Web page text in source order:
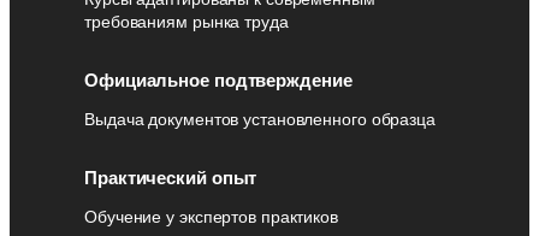
требованиям рынка труда
Официальное подтверждение
Выдача документов установленного образца
Практический опыт
Обучение у экспертов практиков